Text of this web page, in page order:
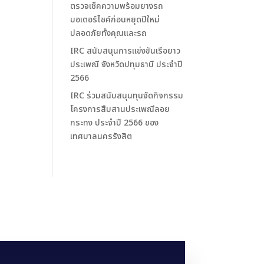
ตรวจเช็คความพร้อมยางรถ
มอเตอร์ไซค์ก่อนหยุดปีใหม่
ปลอดภัยทั้งคุณและรถ
IRC สนับสนุนการแข่งขันเรือยาว
ประเพณี จังหวัดปทุมธานี ประจำปี
2566
IRC ร่วมสนับสนุนทุนจัดกิจกรรม
โครงการสืบสานประเพณีลอย
กระทง ประจำปี 2566 ของ
เทศบาลนครรังสิต